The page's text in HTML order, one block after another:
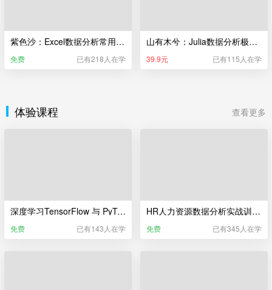
紫色沙：Excel数据分析常用的50个函数
免费 已有218人在学
山有木兮：Julia数据分析极简入门
39.9元 已有115人在学
体验课程 查看更多
深度学习TensorFlow 与 PyTorch训练营（体验课）
免费 已有143人在学
HR人力资源数据分析实战训练营（体验课）
免费 已有345人在学